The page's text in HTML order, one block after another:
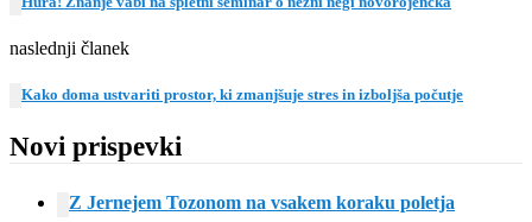
naslednji članek
Kako doma ustvariti prostor, ki zmanjšuje stres in izboljša počutje
Novi prispevki
Z Jernejem Tozonom na vsakem koraku poletja